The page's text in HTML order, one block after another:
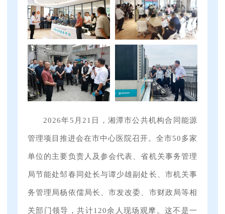
2026年5月21日，湘潭市公共机构合同能源
管理项目推进会在市中心医院召开。全市50多家
单位的主要负责人及参会代表、省机关事务管理
局节能处邹春同处长与谭少雄副处长、市机关事
务管理局杨依儒局长、市发改委、市财政局等相
关部门领导，共计120余人现场观摩。这不是一